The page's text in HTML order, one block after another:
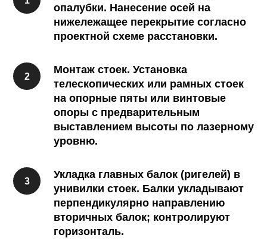
опалубки. Нанесение осей на
нижележащее перекрытие согласно
проектной схеме расстановки.
Монтаж стоек. Установка
телескопических или рамных стоек
на опорные пяты или винтовые
опоры с предварительным
выставлением высоты по лазерному
уровню.
Укладка главных балок (ригелей) в
унивилки стоек. Балки укладывают
перпендикулярно направлению
вторичных балок; контролируют
горизонталь.